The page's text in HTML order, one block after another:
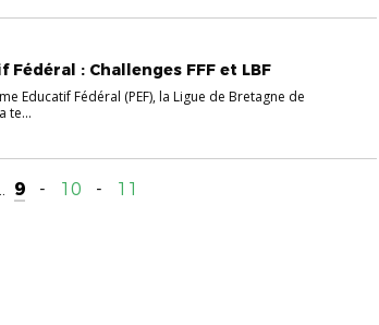
Fédéral : Challenges FFF et LBF
Educatif Fédéral (PEF), la Ligue de Bretagne de
te...
9 - 10 - 11